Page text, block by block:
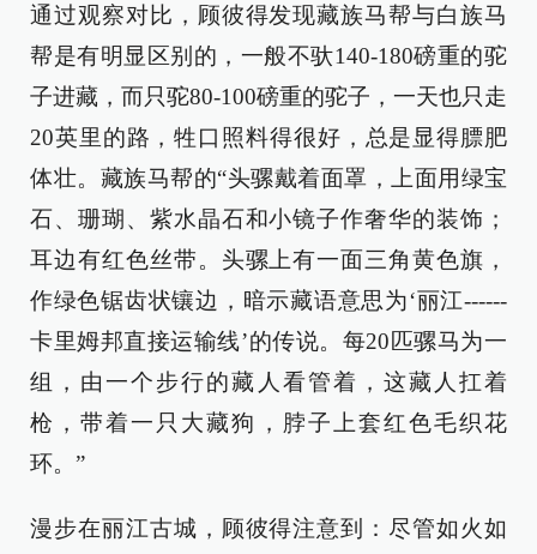
通过观察对比，顾彼得发现藏族马帮与白族马
帮是有明显区别的，一般不驮140-180磅重的驼
子进藏，而只驼80-100磅重的驼子，一天也只走
20英里的路，牲口照料得很好，总是显得膘肥
体壮。藏族马帮的“头骡戴着面罩，上面用绿宝
石、珊瑚、紫水晶石和小镜子作奢华的装饰；
耳边有红色丝带。头骡上有一面三角黄色旗，
作绿色锯齿状镶边，暗示藏语意思为‘丽江------
卡里姆邦直接运输线’的传说。每20匹骡马为一
组，由一个步行的藏人看管着，这藏人扛着
枪，带着一只大藏狗，脖子上套红色毛织花
环。”
漫步在丽江古城，顾彼得注意到：尽管如火如